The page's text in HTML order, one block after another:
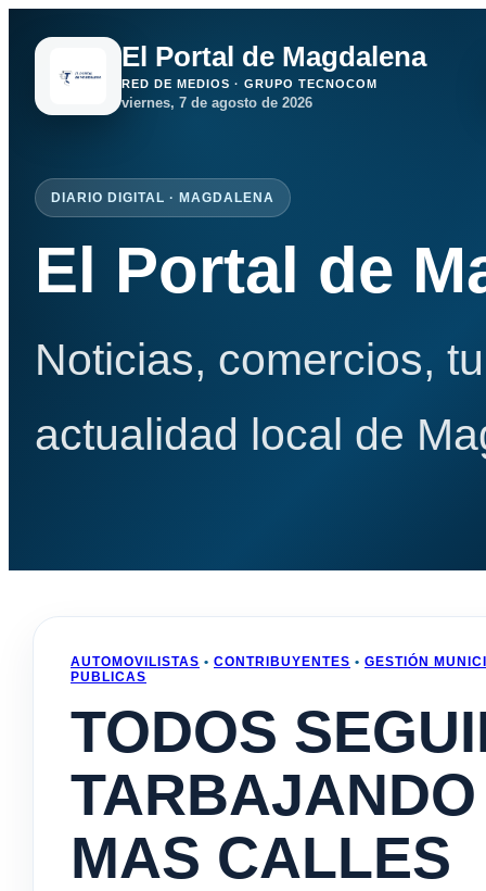
El Portal de Magdalena
RED DE MEDIOS · GRUPO TECNOCOM
viernes, 7 de agosto de 2026
DIARIO DIGITAL · MAGDALENA
El Portal de
Noticias, comercios,
actualidad local de
AUTOMOVILISTAS • CONTRIBUYENTES • GESTIÓN
PUBLICAS
TODOS
MAS CALLES